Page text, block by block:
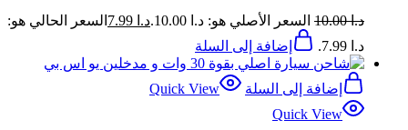
د.ا10.00 السعر الأصلي هو: د.ا 10.00. د.ا
السعر الحالي هو:
د.ا 7.99.
إضافة إلى السلة
إضافة إلى السلة
Quick View
Quick View